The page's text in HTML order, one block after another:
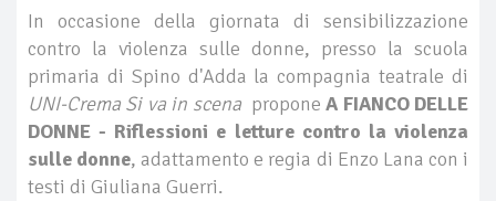
In occasione della giornata di sensibilizzazione
contro la violenza sulle donne, presso la scuola
primaria di Spino d'Adda la compagnia teatrale di
UNI-Crema Si va in scena proponeA FIANCO DELLE
DONNE - Riflessioni e letture contro la violenza
sulle donne, adattamento e regia di Enzo Lana con i
testi di Giuliana Guerri.